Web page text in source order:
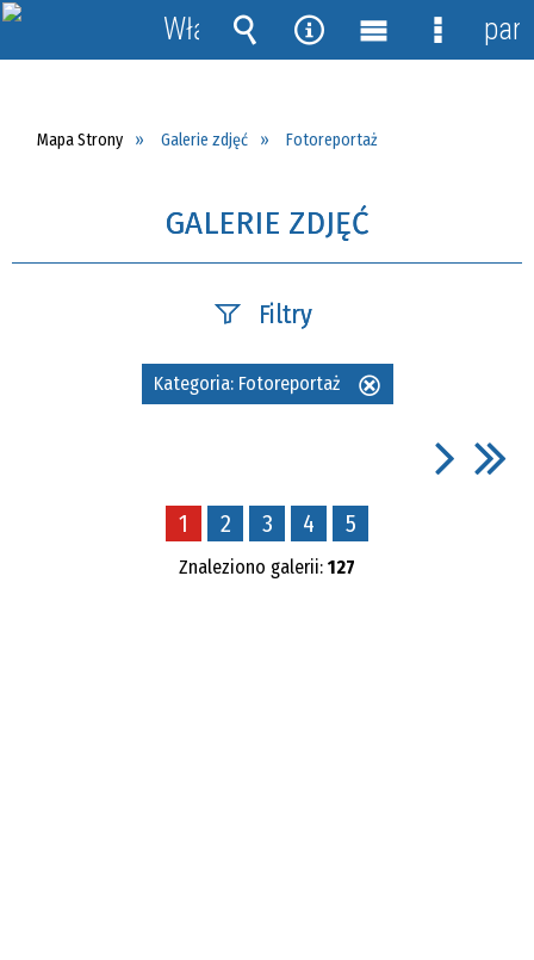
Mapa Strony Galerie zdjęć Fotoreportaż
GALERIE ZDJĘĆ
Filtry
Fraza
Publikacja od
Kategoria: Fotoreportaż
1 2 3 4 5
Znaleziono galerii: 127
Włącz
powiadomienia
Wyszukiwarka
Narzędzia
MenuMenu